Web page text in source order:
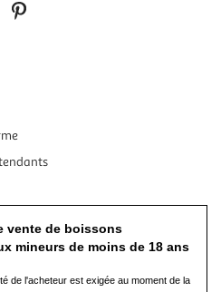
vente de boissons
mineurs de moins de 18 ans
de l'acheteur est exigée au moment de la